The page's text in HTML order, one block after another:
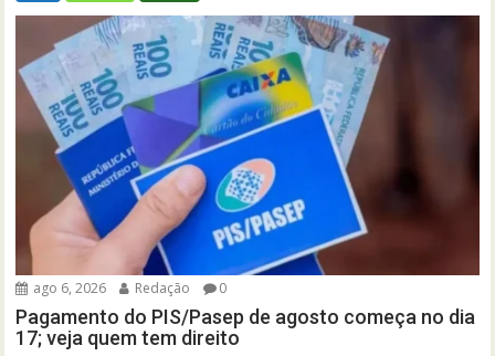
ago 6, 2026 Redação 0
Pagamento do PIS/Pasep de agosto começa no dia
17; veja quem tem direito